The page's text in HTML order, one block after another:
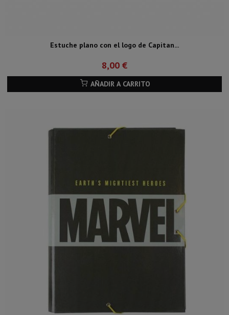
Estuche plano con el logo de Capitan...
8,00 €
AÑADIR A CARRITO